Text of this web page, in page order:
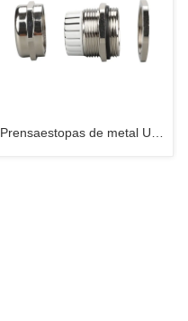
Prensaestopas de metal UL-